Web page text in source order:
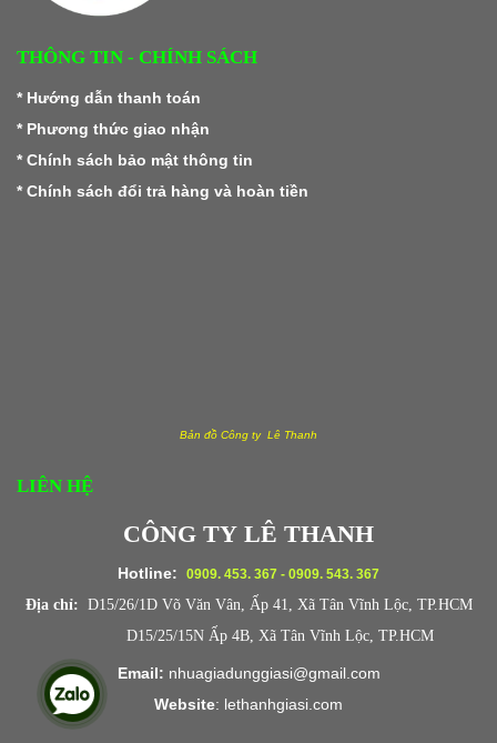
THÔNG TIN - CHÍNH SÁCH
* Hướng dẫn thanh toán
* Phương thức giao nhận
* Chính sách bảo mật thông tin
* Chính sách đổi trả hàng và hoàn tiền
Bản đồ Công ty Lê Thanh
LIÊN HỆ
CÔNG TY LÊ THANH
Hotline: 0909. 453. 367 - 0909. 543. 367
Địa chỉ: D15/26/1D Võ Văn Vân, Ấp 41, Xã Tân Vĩnh Lộc, TP.HCM
D15/25/15N Ấp 4B, Xã Tân Vĩnh Lộc, TP.HCM
Email: nhuagiadunggiasi@gmail.com
Website: lethanhgiasi.com